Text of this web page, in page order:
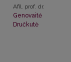
Afil. prof. dr.
Genovaitė
Dručkutė